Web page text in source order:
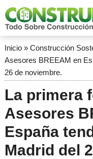
Inicio» Construcción
Asesores BREEAM en
26 de noviembre.
La primera
Asesores
España
Madrid del